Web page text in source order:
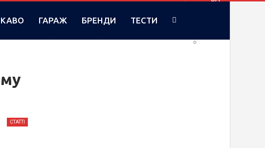
RU
ГАРАЖ БРЕНДИ ТЕСТИ
СТАТТІ